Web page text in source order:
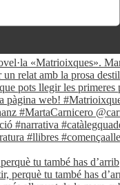
tu també has d’arrib